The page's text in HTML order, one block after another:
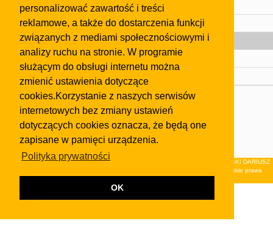
personalizować zawartość i treści
reklamowe, a także do dostarczenia funkcji
związanych z mediami społecznościowymi i
analizy ruchu na stronie. W programie
służącym do obsługi internetu można
zmienić ustawienia dotyczące
cookies.Korzystanie z naszych serwisów
internetowych bez zmiany ustawień
dotyczących cookies oznacza, że będą one
zapisane w pamięci urządzenia.
Polityka prywatności
OK
Olkusz
Kontakt
Strefa dla biznesu
Biura nieruchomości
Dealerzy i autokomisy
Skontaktuj się z nami
regulaminuiPolityki Prywatności.
Klauzula FB
© 2026Wydawnictwo NEON sp. z o.o. (dawniej: FIRMA NEON MAREK KLUCZEWSKI DARIUSZ
KRAWCZYK s.c.) z siedzibą w Olkuszu, ul.Żuradzka 15, 32-300 Olkusz . Wszystkie prawa